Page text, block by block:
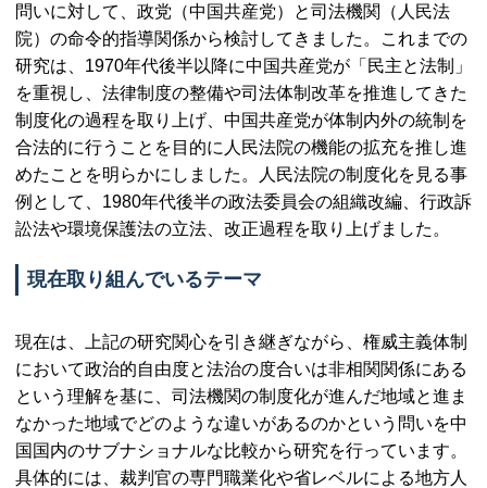
問いに対して、政党（中国共産党）と司法機関（人民法
院）の命令的指導関係から検討してきました。これまでの
研究は、1970年代後半以降に中国共産党が「民主と法制」
を重視し、法律制度の整備や司法体制改革を推進してきた
制度化の過程を取り上げ、中国共産党が体制内外の統制を
合法的に行うことを目的に人民法院の機能の拡充を推し進
めたことを明らかにしました。人民法院の制度化を見る事
例として、1980年代後半の政法委員会の組織改編、行政訴
訟法や環境保護法の立法、改正過程を取り上げました。
現在取り組んでいるテーマ
現在は、上記の研究関心を引き継ぎながら、権威主義体制
において政治的自由度と法治の度合いは非相関関係にある
という理解を基に、司法機関の制度化が進んだ地域と進ま
なかった地域でどのような違いがあるのかという問いを中
国国内のサブナショナルな比較から研究を行っています。
具体的には、裁判官の専門職業化や省レベルによる地方人